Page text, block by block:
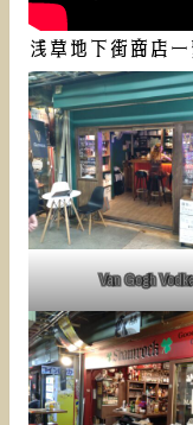
浅草地下街商店一
Van Gogh